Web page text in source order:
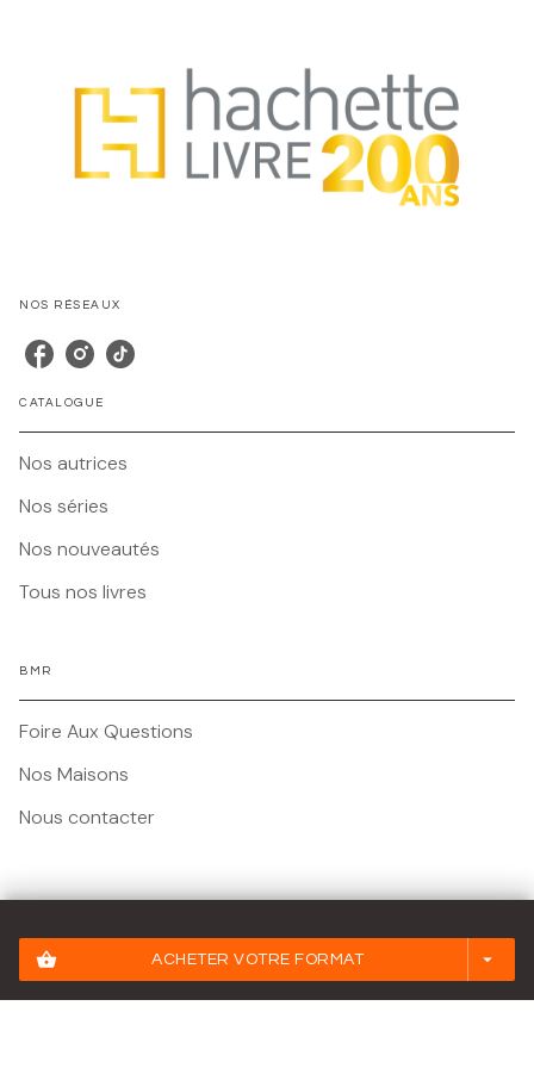
shopping_basket ACHETER VOTRE FORMAT arrow_drop_down
NOS RÉSEAUX
CATALOGUE
Nos autrices
Nos séries
Nos nouveautés
Tous nos livres
BMR
Foire Aux Questions
Nos Maisons
Nous contacter
Mentions légales
Conditions Générales d'Utilisation
Charte des Données Personnelles